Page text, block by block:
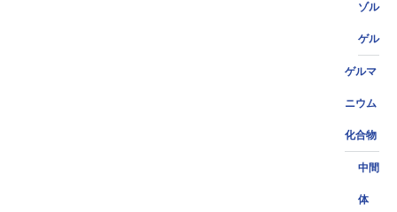
ゾル
ゲル
ゲルマ
ニウム
化合物
中間
体